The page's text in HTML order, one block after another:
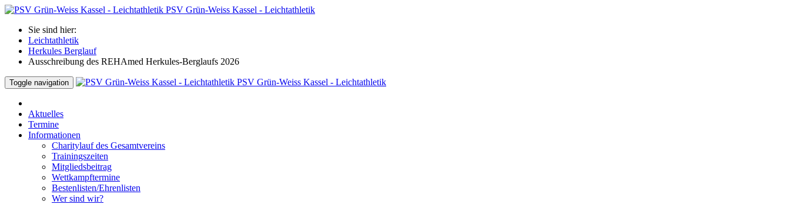
PSV Grün-Weiss Kassel - Leichtathletik
Sie sind hier:
Leichtathletik
Herkules Berglauf
Ausschreibung des REHAmed Herkules-Berglaufs 2026
Toggle navigation PSV Grün-Weiss Kassel - Leichtathletik
Aktuelles
Termine
Informationen
Charitylauf des Gesamtvereins
Trainingszeiten
Mitgliedsbeitrag
Wettkampftermine
Bestenlisten/Ehrenlisten
Wer sind wir?